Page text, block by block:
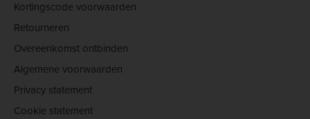
Kortingscode voorwaarden
Retourneren
Overeenkomst ontbinden
Algemene voorwaarden
Privacy statement
Cookie statement